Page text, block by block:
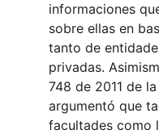
informaciones
sobre ellas en
tanto de
privadas.
748 de 2011 de
argumentó que
facultades como